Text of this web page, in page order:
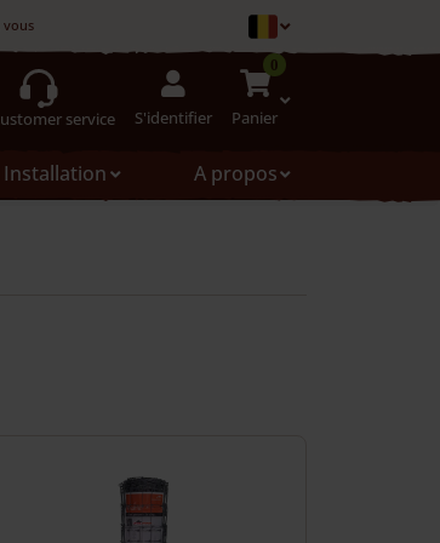
pouvez le refuser
service S'identifier
0
Panier
Installation
A propos